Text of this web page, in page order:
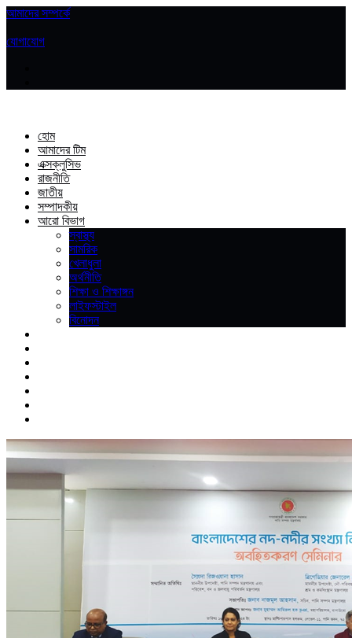
আমাদের সম্পর্কে
যোগাযোগ
হোম
আমাদের টিম
এক্সক্লুসিভ
রাজনীতি
জাতীয়
সম্পাদকীয়
আরো বিভাগ
স্বাস্থ্য
সামরিক
খেলাধুলা
অর্থনীতি
শিক্ষা ও শিক্ষাঙ্গন
লাইফস্টাইল
বিনোদন